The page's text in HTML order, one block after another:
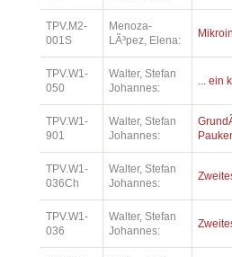
TPV.M2-
001S
Menoza-
LÃ³pez, Elena:
TPV.W1-
050
Walter, Stefan
Johannes:
... ein
TPV.W1-
901
Walter, Stefan
Johannes:
TPV.W1-
036Ch
Walter, Stefan
Johannes:
TPV.W1-
036
Walter, Stefan
Johannes: